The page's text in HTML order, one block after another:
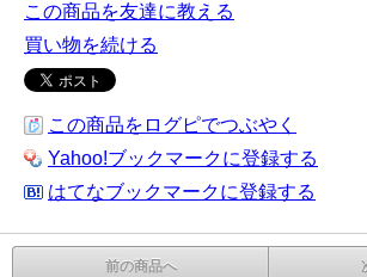
この商品を友達に教える
買い物を続ける
この商品をログピでつぶやく
Yahoo!ブックマークに登録する
はてなブックマークに登録する
前の商品へ